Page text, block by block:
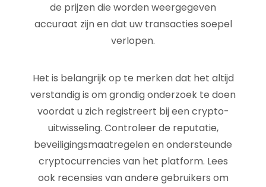
de prijzen die worden weergegeven
accuraat zijn en dat uw transacties soepel
verlopen.
Het is belangrijk op te merken dat het altijd
verstandig is om grondig onderzoek te doen
voordat u zich registreert bij een crypto-
uitwisseling. Controleer de reputatie,
beveiligingsmaatregelen en ondersteunde
cryptocurrencies van het platform. Lees
ook recensies van andere gebruikers om